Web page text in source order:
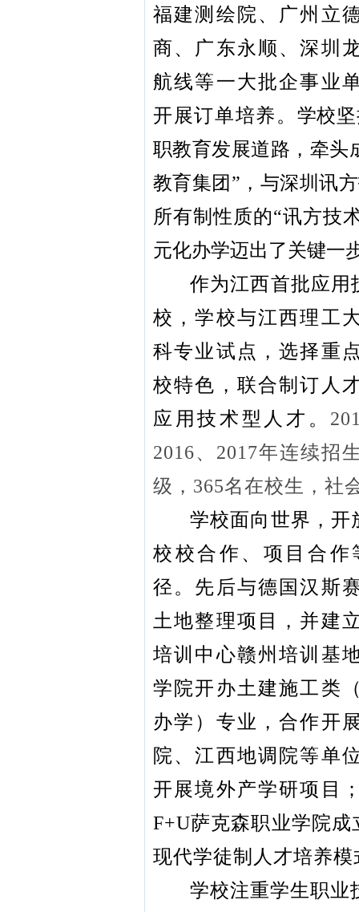
福建测绘院、广州立
商、广东永顺、深圳
航线等一大批企事业
开展订单培养。 学校
职教育发展道路，牵头
教育集团”，与深圳讯
所有制性质的“讯方技
元化办学迈出了关键一
作为江西首批应用
校，学校与江西理工
科专业试点，选择重
校特色，联合制订人
应用技术型人才。
2016、2017年连续招
级，365名在校生，社
学校面向世界，开
校校合作、项目合
径。先后与德国汉斯
土地整理项目，并建
培训中心赣州培训基
学院开办土建施工类
办学）专业，合作开
院、江西地调院等单
开展境外产学研项目
F+U萨克森职业学院
现代学徒制人才培养模
学校注重学生职业